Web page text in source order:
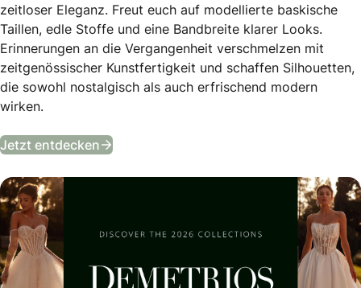
zeitloser Eleganz. Freut euch auf modellierte baskische
Taillen, edle Stoffe und eine Bandbreite klarer Looks.
Erinnerungen an die Vergangenheit verschmelzen mit
zeitgenössischer Kunstfertigkeit und schaffen Silhouetten,
die sowohl nostalgisch als auch erfrischend modern
wirken.
Jetzt entdecken Entdecke die Kollektion 2026!